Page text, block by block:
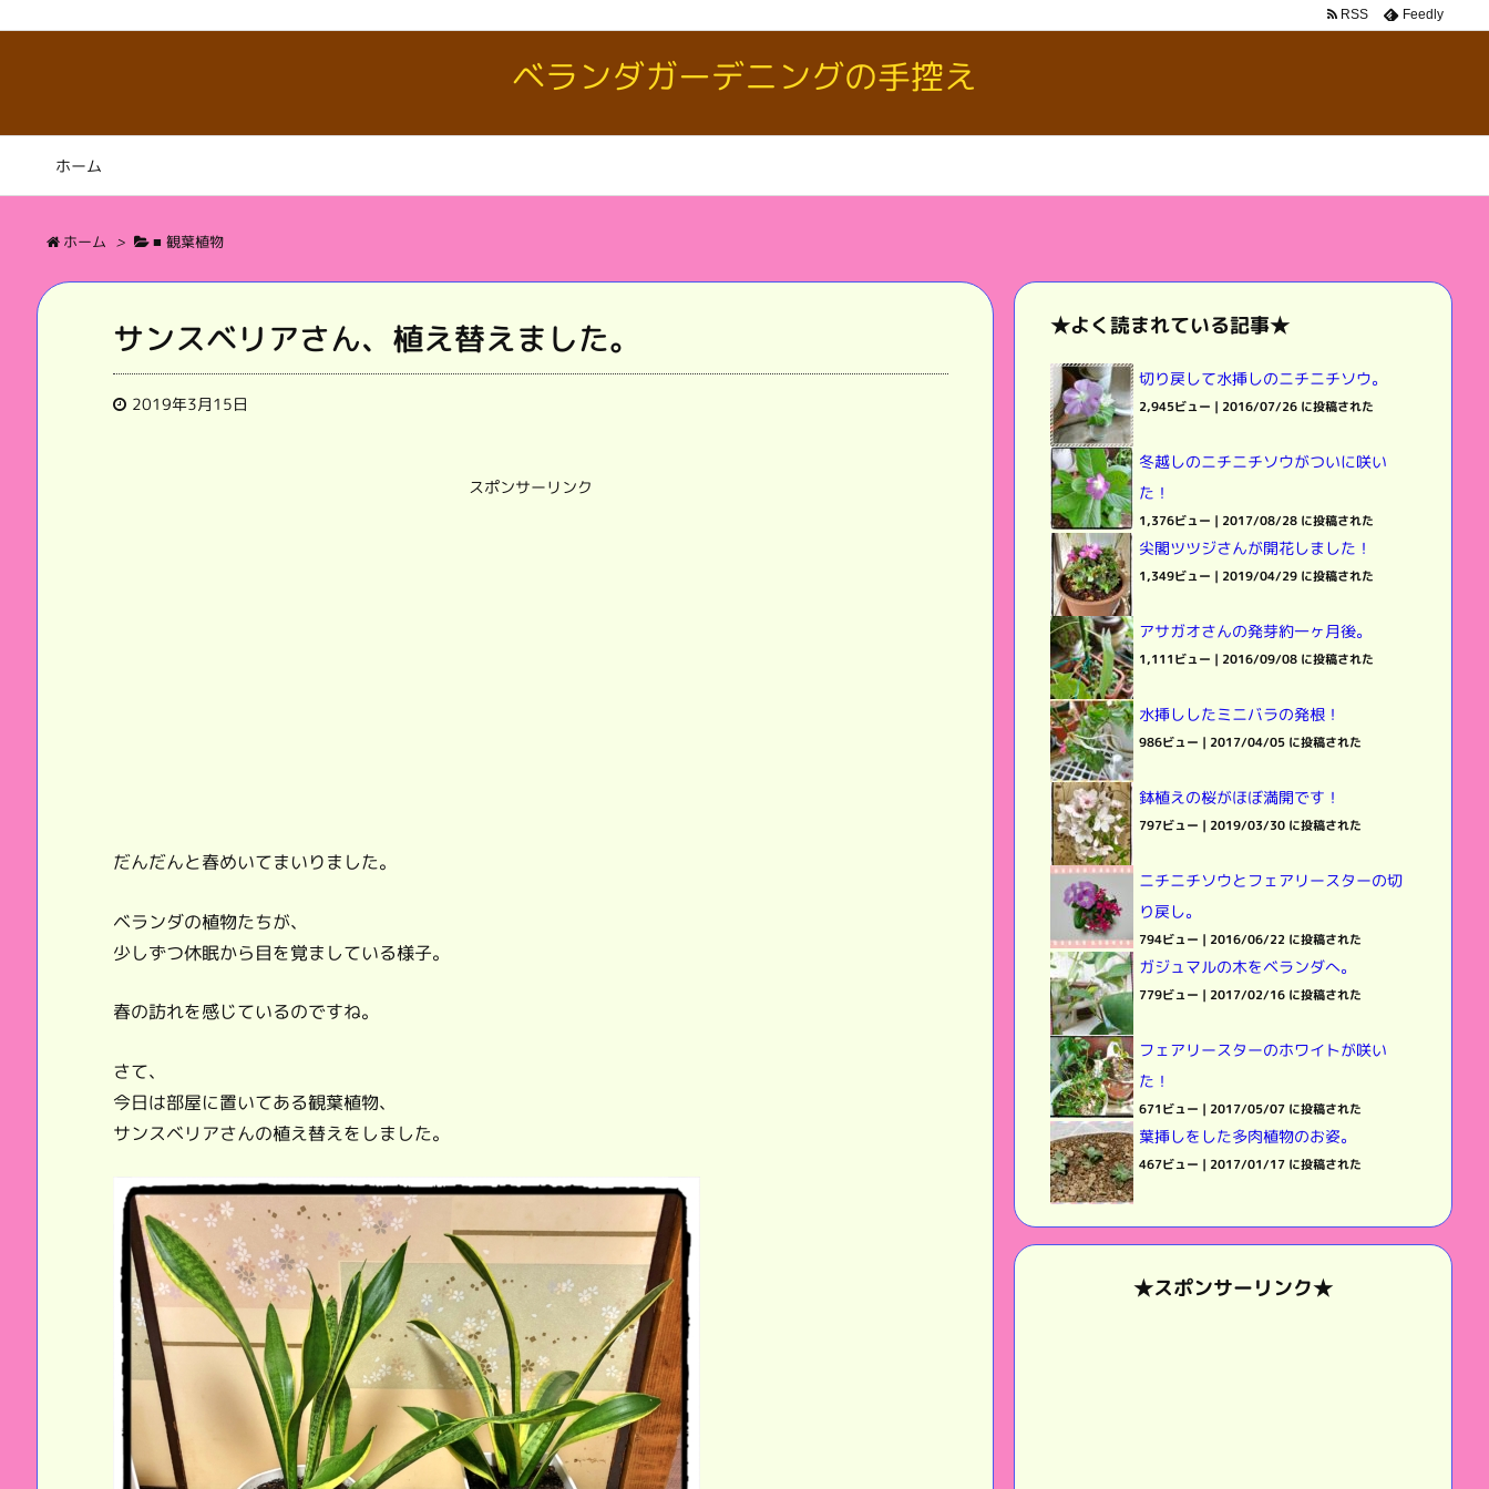
ベランダガーデニングの手控え
ホーム
RSS Feedly
ホーム > ■ 観葉植物
サンスベリアさん、植え替えました。
2019年3月15日
スポンサーリンク
だんだんと春めいてまいりました。
ベランダの植物たちが、
少しずつ休眠から目を覚ましている様子。
春の訪れを感じているのですね。
さて、
今日は部屋に置いてある観葉植物、
サンスベリアさんの植え替えをしました。
★よく読まれている記事★
切り戻して水挿しのニチニチソウ。
2,945ビュー | 2016/07/26 に投稿された
冬越しのニチニチソウがついに咲い
た！
1,376ビュー | 2017/08/28 に投稿された
尖閣ツツジさんが開花しました！
1,349ビュー | 2019/04/29 に投稿された
アサガオさんの発芽約一ヶ月後。
1,111ビュー | 2016/09/08 に投稿された
水挿ししたミニバラの発根！
986ビュー | 2017/04/05 に投稿された
鉢植えの桜がほぼ満開です！
797ビュー | 2019/03/30 に投稿された
ニチニチソウとフェアリースターの切
り戻し。
794ビュー | 2016/06/22 に投稿された
ガジュマルの木をベランダへ。
779ビュー | 2017/02/16 に投稿された
フェアリースターのホワイトが咲い
た！
671ビュー | 2017/05/07 に投稿された
葉挿しをした多肉植物のお姿。
467ビュー | 2017/01/17 に投稿された
★スポンサーリンク★